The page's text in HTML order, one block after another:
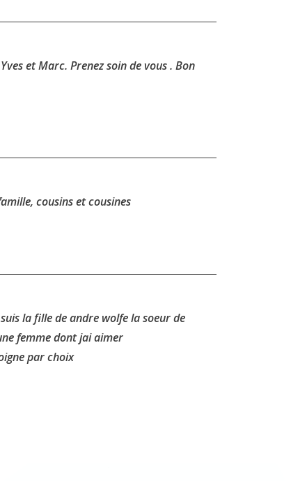
et Marc. Prenez soin de vous . Bon
cousins et cousines
la fille de andre wolfe la soeur de
femme dont jai aimer
par choix